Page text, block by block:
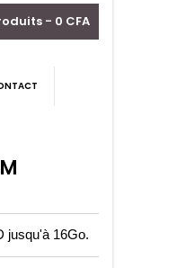
- 0 CFA
jusqu'à 16Go.